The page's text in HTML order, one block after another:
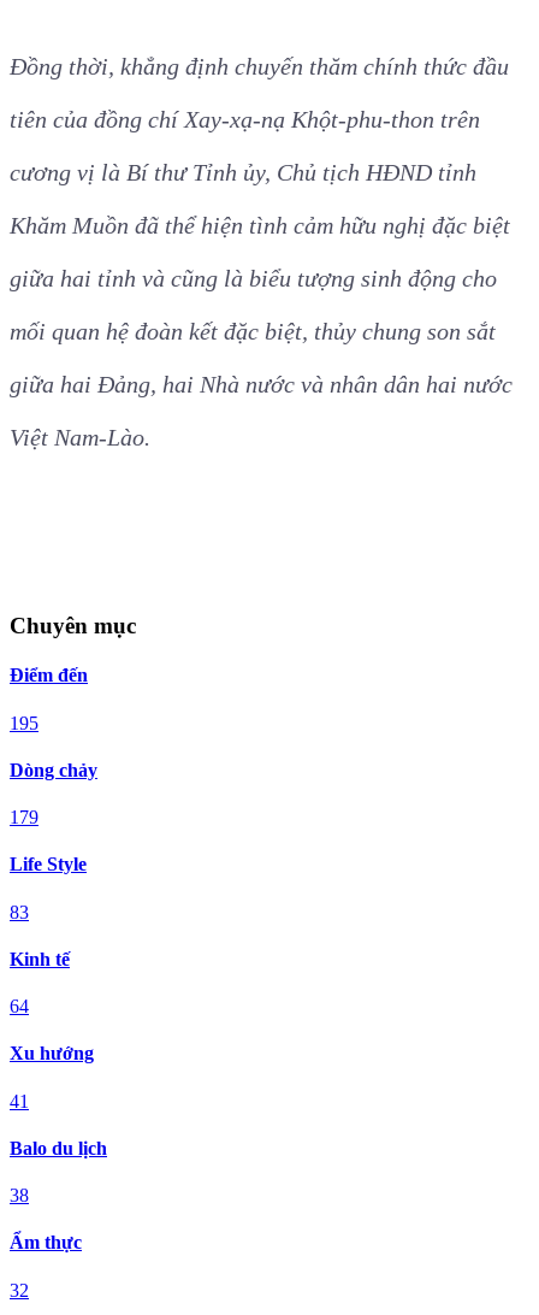
Đồng thời, khẳng định chuyến thăm chính thức đầu
tiên của đồng chí Xay-xạ-nạ Khột-phu-thon trên
cương vị là Bí thư Tỉnh ủy, Chủ tịch HĐND tỉnh
Khăm Muồn đã thể hiện tình cảm hữu nghị đặc biệt
giữa hai tỉnh và cũng là biểu tượng sinh động cho
mối quan hệ đoàn kết đặc biệt, thủy chung son sắt
giữa hai Đảng, hai Nhà nước và nhân dân hai nước
Việt Nam-Lào.
Chuyên mục
Điểm đến
195
Dòng chảy
179
Life Style
83
Kinh tế
64
Xu hướng
41
Balo du lịch
38
Ẩm thực
32